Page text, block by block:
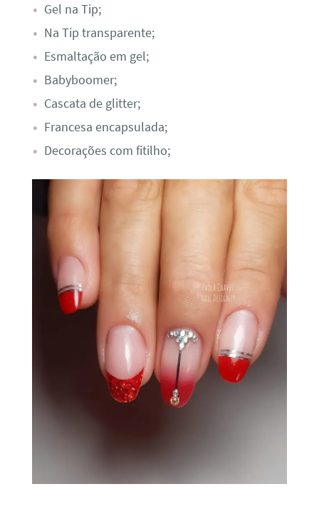
Gel na Tip;
Na Tip transparente;
Esmaltação em gel;
Babyboomer;
Cascata de glitter;
Francesa encapsulada;
Decorações com fitilho;